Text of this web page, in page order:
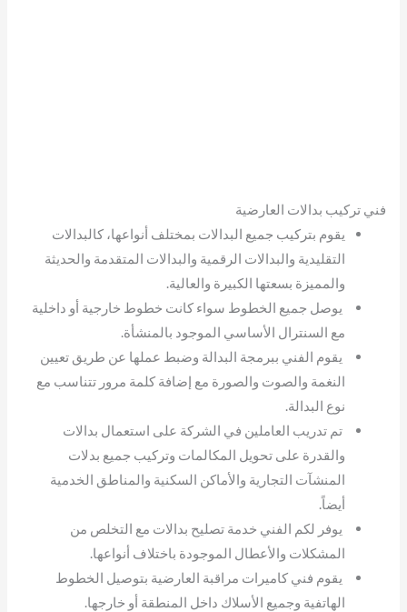
فني تركيب بدالات العارضية
يقوم بتركيب جميع البدالات بمختلف أنواعها، كالبدالات
التقليدية والبدالات الرقمية والبدالات المتقدمة والحديثة
والمميزة بسعتها الكبيرة والعالية.
يوصل جميع الخطوط سواء كانت خطوط خارجية أو داخلية
مع السنترال الأساسي الموجود بالمنشأة.
يقوم الفني ببرمجة البدالة وضبط عملها عن طريق تعيين
النغمة والصوت والصورة مع إضافة كلمة مرور تتناسب مع
نوع البدالة.
تم تدريب العاملين في الشركة على استعمال بدالات
والقدرة على تحويل المكالمات وتركيب جميع بدلات
المنشآت التجارية والأماكن السكنية والمناطق الخدمية
أيضاً.
يوفر لكم الفني خدمة تصليح بدالات مع التخلص من
المشكلات والأعطال الموجودة باختلاف أنواعها.
يقوم فني كاميرات مراقبة العارضية بتوصيل الخطوط
الهاتفية وجميع الأسلاك داخل المنطقة أو خارجها.